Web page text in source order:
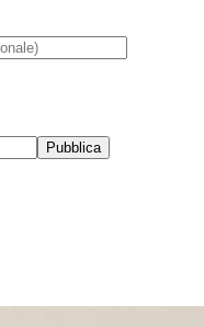
Pubblica